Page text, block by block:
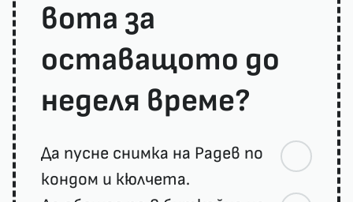
вота за
оставащото до
неделя време?
Да пусне снимка на Радев по
кондом и кюлчета.